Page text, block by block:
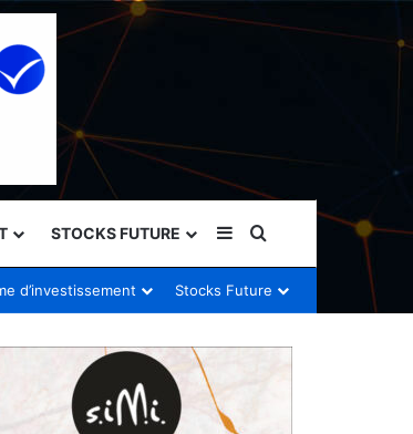
STOCKS FUTURE Sidebar (barre
Rechercher
d’investissement Stocks Future